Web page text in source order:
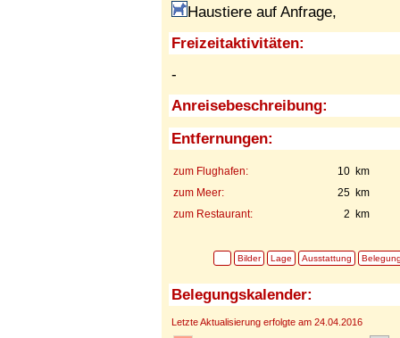
Haustiere auf Anfrage,
Freizeitaktivitäten:
-
Anreisebeschreibung:
Entfernungen:
10 km
zum Flughafen:
25 km
zum Meer:
2 km
zum Restaurant:
Bilder Lage Ausstattung
Belegungskalender:
Letzte Aktualisierung erfolgte am 24.04.2016